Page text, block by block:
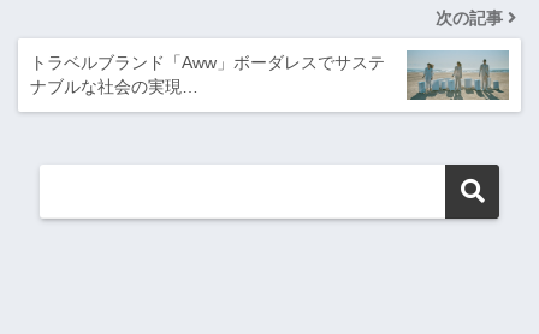
次の記事
トラベルブランド「Aww」ボーダレスでサステ
ナブルな社会の実現…